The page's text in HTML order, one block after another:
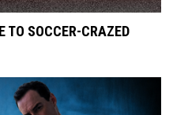
TO SOCCER-CRAZED